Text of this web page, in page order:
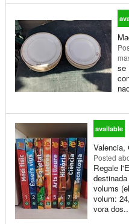
se
available
Valencia,
Posted
Regale
volums
volum:
vora